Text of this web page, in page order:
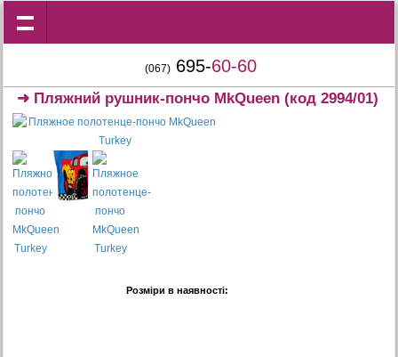
(067) 695-60-60
➜ Пляжний рушник-пончо MkQueen (код 2994/01)
Розміри в наявності: